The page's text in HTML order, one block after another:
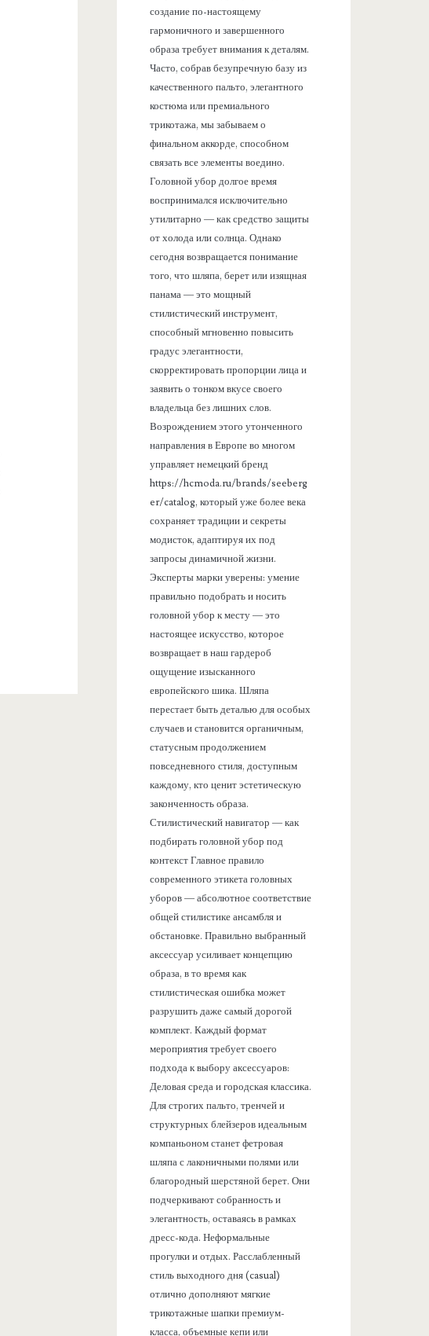
создание по-настоящему
гармоничного и завершенного
образа требует внимания к деталям.
Часто, собрав безупречную базу из
качественного пальто, элегантного
костюма или премиального
трикотажа, мы забываем о
финальном аккорде, способном
связать все элементы воедино.
Головной убор долгое время
воспринимался исключительно
утилитарно — как средство защиты
от холода или солнца. Однако
сегодня возвращается понимание
того, что шляпа, берет или изящная
панама — это мощный
стилистический инструмент,
способный мгновенно повысить
градус элегантности,
скорректировать пропорции лица и
заявить о тонком вкусе своего
владельца без лишних слов.
Возрождением этого утонченного
направления в Европе во многом
управляет немецкий бренд
https://hcmoda.ru/brands/seeberg
er/catalog, который уже более века
сохраняет традиции и секреты
модисток, адаптируя их под
запросы динамичной жизни.
Эксперты марки уверены: умение
правильно подобрать и носить
головной убор к месту — это
настоящее искусство, которое
возвращает в наш гардероб
ощущение изысканного
европейского шика. Шляпа
перестает быть деталью для особых
случаев и становится органичным,
статусным продолжением
повседневного стиля, доступным
каждому, кто ценит эстетическую
законченность образа.
Стилистический навигатор — как
подбирать головной убор под
контекст Главное правило
современного этикета головных
уборов — абсолютное соответствие
общей стилистике ансамбля и
обстановке. Правильно выбранный
аксессуар усиливает концепцию
образа, в то время как
стилистическая ошибка может
разрушить даже самый дорогой
комплект. Каждый формат
мероприятия требует своего
подхода к выбору аксессуаров:
Деловая среда и городская классика.
Для строгих пальто, тренчей и
структурных блейзеров идеальным
компаньоном станет фетровая
шляпа с лаконичными полями или
благородный шерстяной берет. Они
подчеркивают собранность и
элегантность, оставаясь в рамках
дресс-кода. Неформальные
прогулки и отдых. Расслабленный
стиль выходного дня (casual)
отлично дополняют мягкие
трикотажные шапки премиум-
класса, объемные кепи или